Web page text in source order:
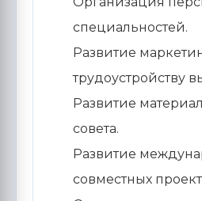
специальностей.
Развитие
трудоустройству
Развитие
совета.
Развитие
совместных